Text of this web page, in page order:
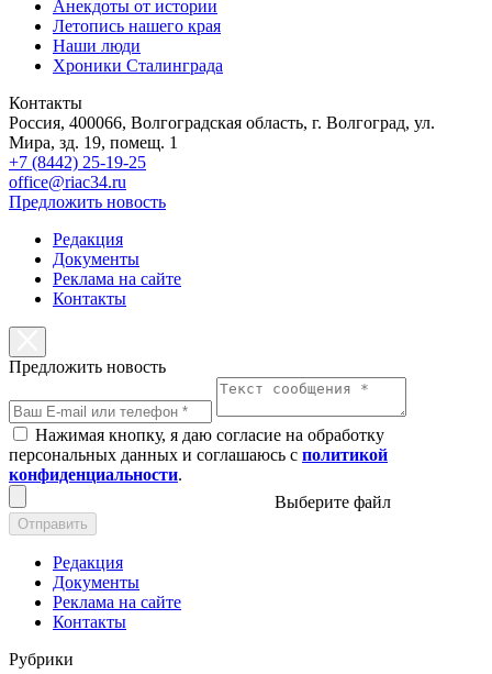
Анекдоты от истории
Летопись нашего края
Наши люди
Хроники Сталинграда
Контакты
Россия, 400066, Волгоградская область, г. Волгоград, ул.
Мира, зд. 19, помещ. 1
+7 (8442) 25-19-25
office@riac34.ru
Предложить новость
Редакция
Документы
Реклама на сайте
Контакты
Предложить новость
Нажимая кнопку, я даю согласие на обработку
персональных данных и соглашаюсь с политикой
конфиденциальности.
Выберите файл
Отправить
Редакция
Документы
Реклама на сайте
Контакты
Рубрики